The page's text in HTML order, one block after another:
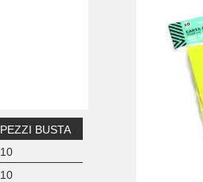
PEZZI BUSTA
10
10